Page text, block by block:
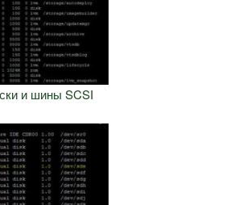
и шины SCSI